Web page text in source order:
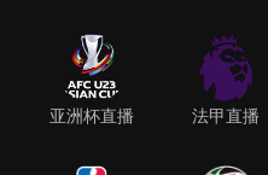
亚洲杯直播 法甲直播